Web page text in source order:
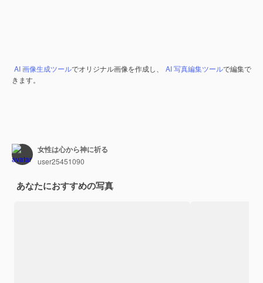
AI 画像生成ツールでオリジナル画像を作成し、 AI 写真編集ツールで編集で
きます。
女性は心から神に祈る
user25451090
あなたにおすすめの写真